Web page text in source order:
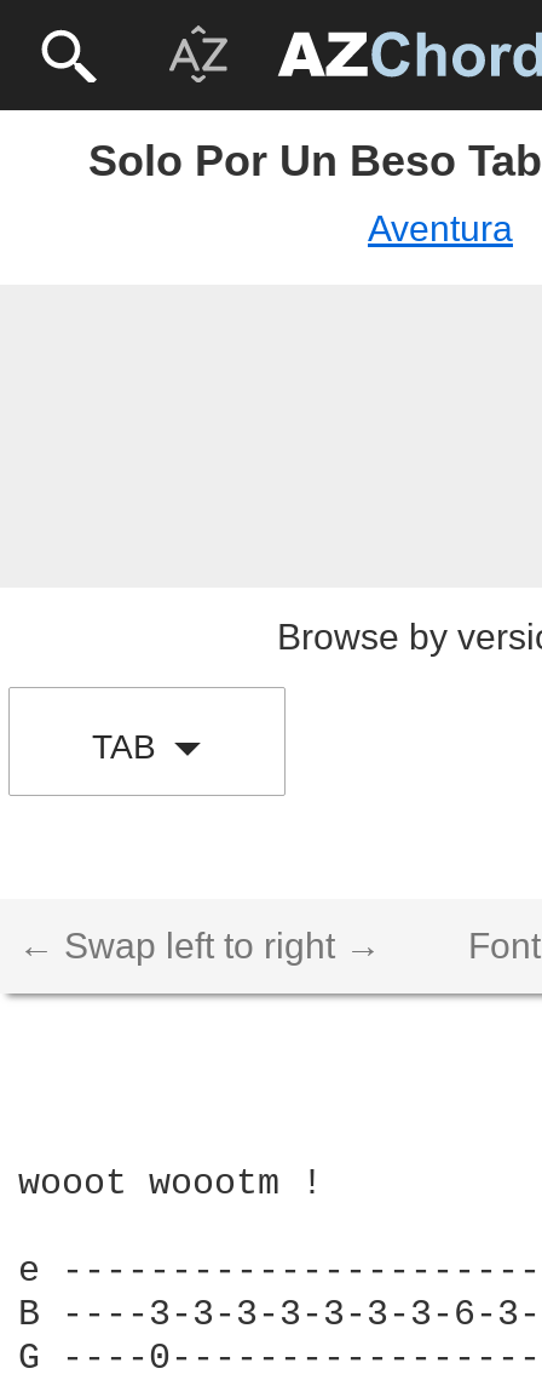
Solo Por Un Beso
Aventura
Browse by
TAB
← Swap left to right →
wooot woootm !
e
B ----3-3-3-3-3-3-3-6-
G ----